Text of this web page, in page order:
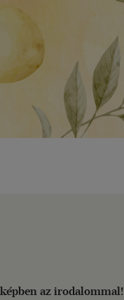
az irodalommal!